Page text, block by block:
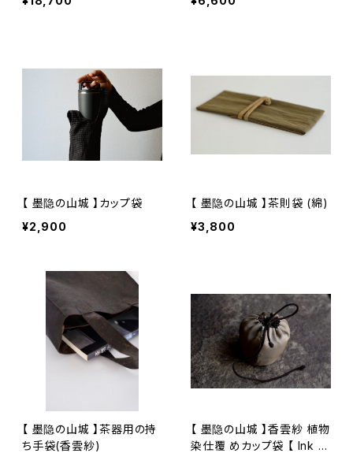
【 墨隐の山城 】カップ袋
¥2,900
【 墨隐の山城 】茶則袋 (綿)
¥3,800
【 墨隐の山城 】茶器用の持
ち手袋(香雲紗)
【 墨隐の山城 】香雲紗 植物
染仕覆 めカップ袋 【 Ink &